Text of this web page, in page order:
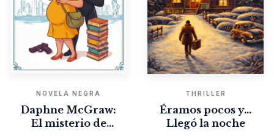
NOVELA NEGRA
Daphne McGraw:
El misterio de
THRILLER
Éramos pocos y…
Llegó la noche